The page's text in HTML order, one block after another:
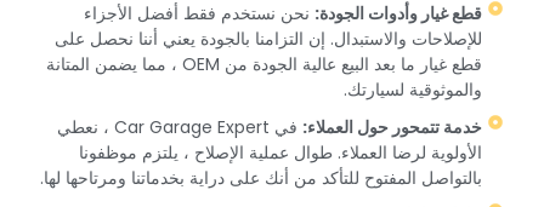
‏قطع غيار وأدوات الجودة:‏ ‏ نحن نستخدم فقط أفضل الأجزاء
للإصلاحات والاستبدال. إن التزامنا بالجودة يعني أننا نحصل على
قطع غيار ما بعد البيع عالية الجودة من OEM ، مما يضمن المتانة
والموثوقية لسيارتك.‏
‏خدمة تتمحور حول العملاء:‏
‏ في Car Garage Expert ، نعطي
الأولوية لرضا العملاء. طوال عملية الإصلاح ، يلتزم موظفونا
بالتواصل المفتوح للتأكد من أنك على دراية بخدماتنا ومرتاحها لها.‏